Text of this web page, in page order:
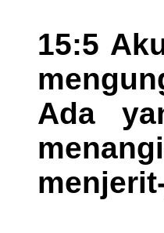
15:5
Ada